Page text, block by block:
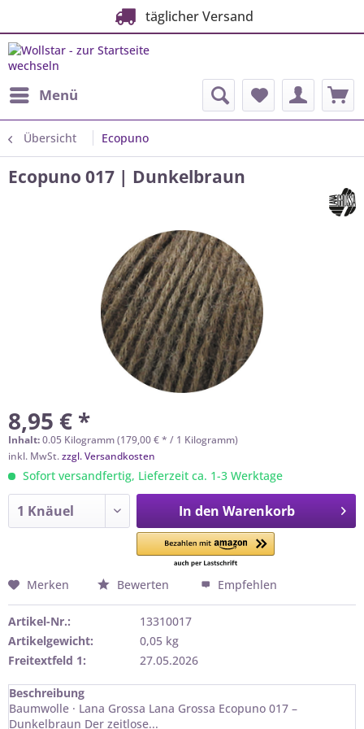
täglicher Versand
Menü
Übersicht Ecopuno
Ecopuno 017 | Dunkelbraun
8,95 € *
Inhalt:0.05 Kilogramm (179,00 € * / 1 Kilogramm)
inkl. MwSt.zzgl. Versandkosten
Sofort versandfertig, Lieferzeit ca. 1-3 Werktage
In den Warenkorb
Merken Bewerten Empfehlen
Artikel-Nr.:
13310017
Artikelgewicht:
0,05 kg
Freitextfeld 1:
27.05.2026
Beschreibung
Baumwolle · Lana Grossa Lana Grossa Ecopuno 017 –
Dunkelbraun Der zeitlose...